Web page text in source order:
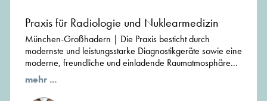
Praxis für Radiologie und Nuklearmedizin
München-Großhadern | Die Praxis besticht durch
modernste und leistungsstarke Diagnostikgeräte sowie eine
moderne, freundliche und einladende Raumatmosphäre...
mehr ...